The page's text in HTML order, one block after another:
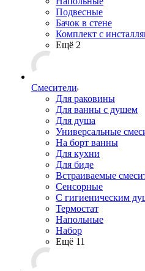
Подвесные
Бачок в стене
Комплект с
Ещё 2
Смесители
Для раковины
Для ванны с душем
Для душа
Универсальные
На борт ванны
Для кухни
Для биде
Встраиваемые
Сенсорные
С гигиеническим
Термостат
Напольные
Набор
Ещё 11